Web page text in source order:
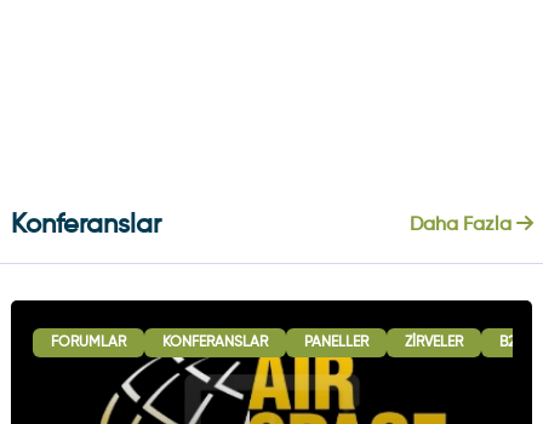
Konferanslar Daha Fazla
FORUMLAR KONFERANSLAR PANELLER ZIRVELER B2B